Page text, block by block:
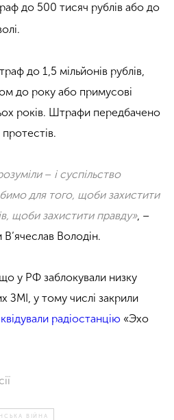
до 500 тисяч рублів або до
до 1,5 мільйонів рублів,
до року або примусові
років. Штрафи передбачено
– і суспільство
для того, щоби захистити
щоби захистити правду», –
Володін.
у РФ заблокували низку
ЗМІ, у тому числі закрили
радіостанцію «Эхо
ВІЙНА